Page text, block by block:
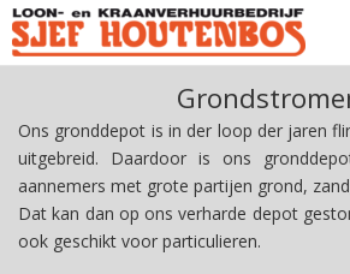
Agrarisch loonwerk Grondverzet -
Zoeken Nieuws Home
Ons gronddepot is in der loop der jaren
uitgebreid. Daardoor is ons
aannemers met grote partijen grond,
Dat kan dan op ons verharde depot
ook geschikt voor particulieren.